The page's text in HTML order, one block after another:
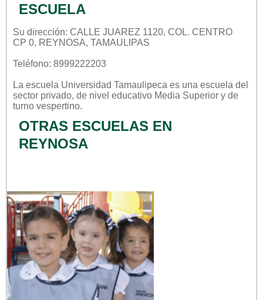
ESCUELA
Su dirección: CALLE JUAREZ 1120, COL. CENTRO
CP 0, REYNOSA, TAMAULIPAS
Teléfono: 8999222203
La escuela Universidad Tamaulipeca es una escuela del
sector privado, de nivel educativo Media Superior y de
turno vespertino.
OTRAS ESCUELAS EN
REYNOSA